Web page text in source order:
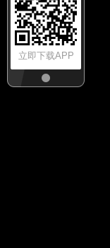
立即下载APP